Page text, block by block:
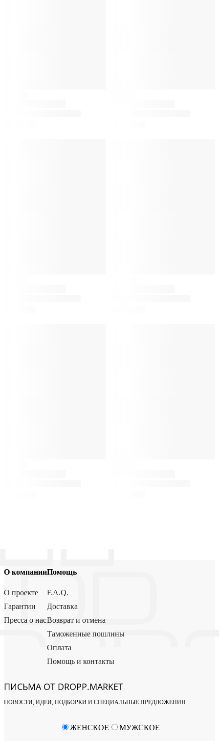
О компании
О проекте
Гарантии
Пресса о нас
Помощь
F.A.Q.
Доставка
Возврат и отмена
Таможенные пошлины
Оплата
Помощь и контакты
ПИСЬМА ОТ DROPP.MARKET
НОВОСТИ, ИДЕИ, ПОДБОРКИ И СПЕЦИАЛЬНЫЕ ПРЕДЛОЖЕНИЯ
ЖЕНСКОЕ МУЖСКОЕ